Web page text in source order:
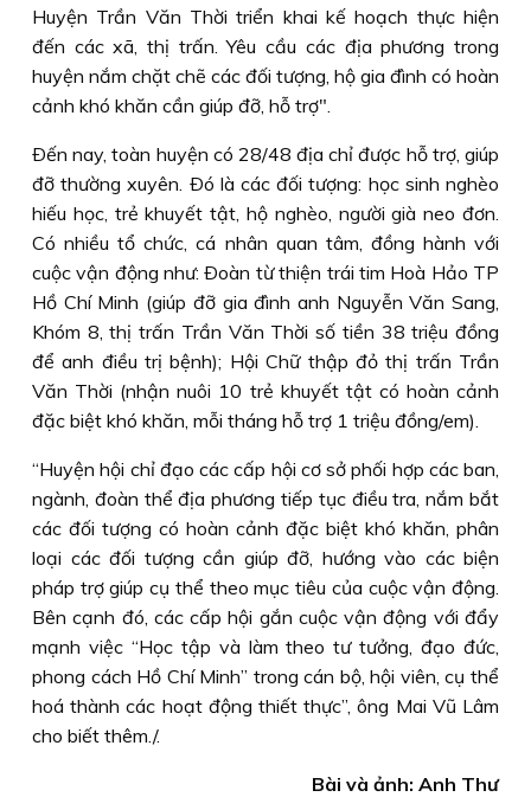
Huyện Trần Văn Thời triển khai kế hoạch thực hiện
đến các xã, thị trấn. Yêu cầu các địa phương trong
huyện nắm chặt chẽ các đối tượng, hộ gia đình có hoàn
cảnh khó khăn cần giúp đỡ, hỗ trợ".
Ðến nay, toàn huyện có 28/48 địa chỉ được hỗ trợ, giúp
đỡ thường xuyên. Ðó là các đối tượng: học sinh nghèo
hiếu học, trẻ khuyết tật, hộ nghèo, người già neo đơn.
Có nhiều tổ chức, cá nhân quan tâm, đồng hành với
cuộc vận động như: Ðoàn từ thiện trái tim Hoà Hảo TP
Hồ Chí Minh (giúp đỡ gia đình anh Nguyễn Văn Sang,
Khóm 8, thị trấn Trần Văn Thời số tiền 38 triệu đồng
để anh điều trị bệnh); Hội Chữ thập đỏ thị trấn Trần
Văn Thời (nhận nuôi 10 trẻ khuyết tật có hoàn cảnh
đặc biệt khó khăn, mỗi tháng hỗ trợ 1 triệu đồng/em).
“Huyện hội chỉ đạo các cấp hội cơ sở phối hợp các ban,
ngành, đoàn thể địa phương tiếp tục điều tra, nắm bắt
các đối tượng có hoàn cảnh đặc biệt khó khăn, phân
loại các đối tượng cần giúp đỡ, hướng vào các biện
pháp trợ giúp cụ thể theo mục tiêu của cuộc vận động.
Bên cạnh đó, các cấp hội gắn cuộc vận động với đẩy
mạnh việc “Học tập và làm theo tư tưởng, đạo đức,
phong cách Hồ Chí Minh” trong cán bộ, hội viên, cụ thể
hoá thành các hoạt động thiết thực”, ông Mai Vũ Lâm
cho biết thêm./.
Bài và ảnh: Anh Thư